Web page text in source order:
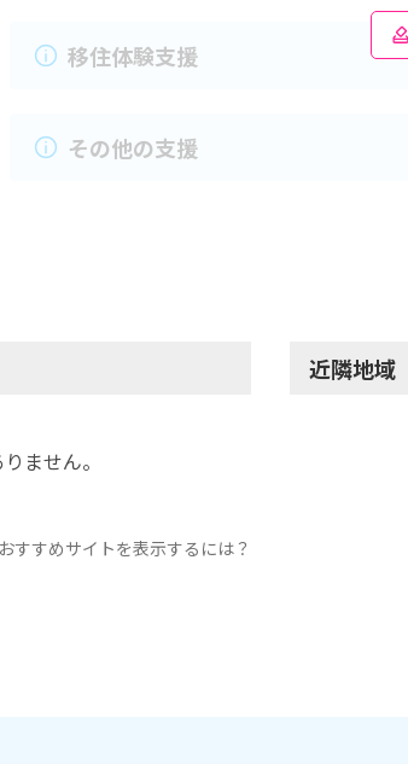
移住体験支援
その他の支援
ません。
すすめサイトを表示するには？
近隣地域